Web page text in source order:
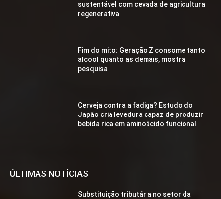
sustentável com cevada de agricultura
regenerativa
Fim do mito: Geração Z consome tanto
álcool quanto as demais, mostra
pesquisa
Cerveja contra a fadiga? Estudo do
Japão cria levedura capaz de produzir
bebida rica em aminoácido funcional
ÚLTIMAS NOTÍCIAS
Substituição tributária no setor da